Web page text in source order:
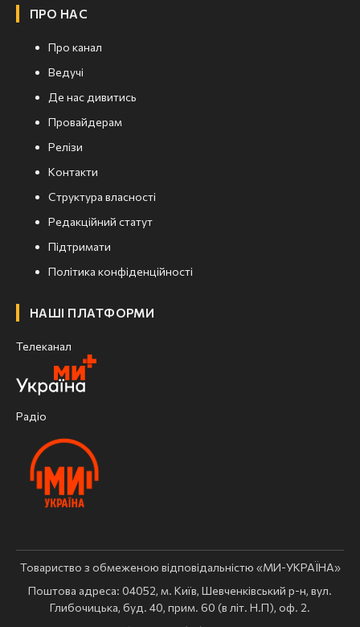
ПРО НАС
Про канал
Ведучі
Де нас дивитись
Провайдерам
Релізи
Контакти
Структура власності
Редакційний статут
Підтримати
Політика конфіденційності
НАШІ ПЛАТФОРМИ
Телеканал
Радіо
Товариство з обмеженою відповідальністю «МИ-УКРАЇНА»
Поштова адреса: 04052, м. Київ, Шевченківський р-н, вул.
Глибочицька, буд. 40, прим. 60 (в літ. Н.П), оф. 2.